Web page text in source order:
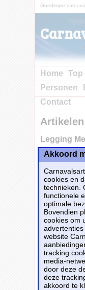
Goedkope
Home Top
Personen
Contact
Artikelen
Legging
Koop nu bij
e-
Dit
Daphneis te
Kleding
Kleuren
Bekijk alle
Akkoord
cookies en
technieken.
functionele
optimale
Bovendien
cookies om
website
tracking
media-
door deze
deze
akkoord te